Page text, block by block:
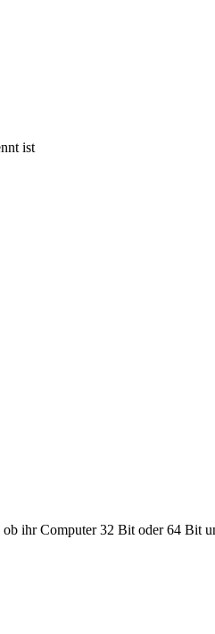
ist
ihr Computer 32 Bit oder 64 Bit